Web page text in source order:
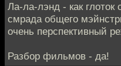
Ла-ла-лэнд - как глоток
смрада общего
очень перспективный
Разбор фильмов - да!